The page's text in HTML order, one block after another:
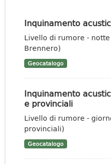
Inquinamento
Livello di rumore -
Brennero)
Geocatalogo
Inquinamento
e provinciali
Livello di rumore -
provinciali)
Geocatalogo